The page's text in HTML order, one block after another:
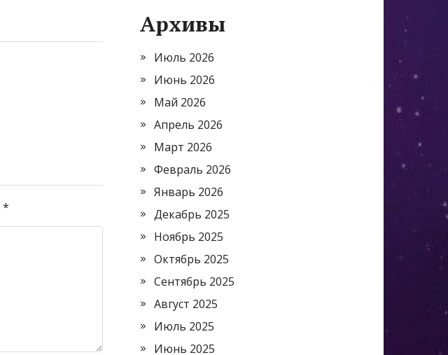
*
Архивы
Июль 2026
Июнь 2026
Май 2026
Апрель 2026
Март 2026
Февраль 2026
Январь 2026
Декабрь 2025
Ноябрь 2025
Октябрь 2025
Сентябрь 2025
Август 2025
Июль 2025
Июнь 2025